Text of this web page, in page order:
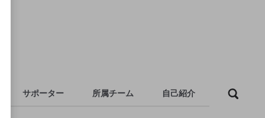
サポーター 所属チーム 自己紹介